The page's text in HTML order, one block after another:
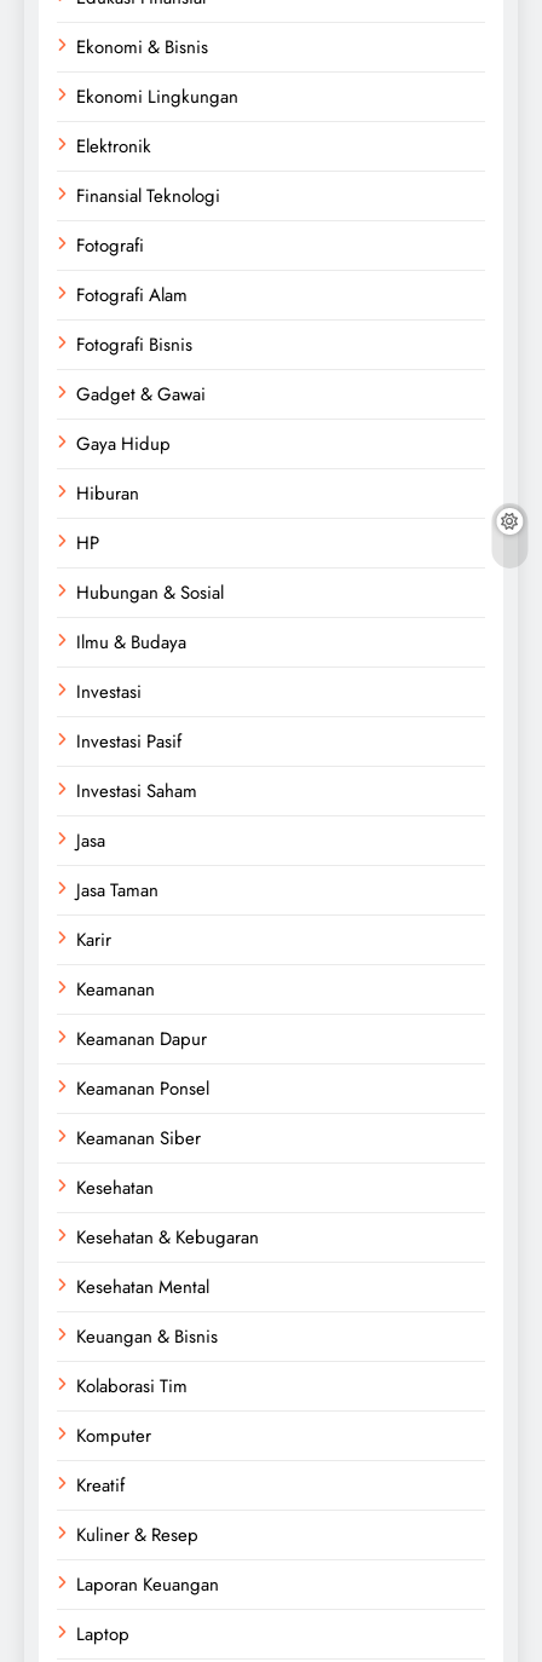
Ekonomi & Bisnis
Ekonomi Lingkungan
Elektronik
Finansial Teknologi
Fotografi
Fotografi Alam
Fotografi Bisnis
Gadget & Gawai
Gaya Hidup
Hiburan
HP
Hubungan & Sosial
Ilmu & Budaya
Investasi
Investasi Pasif
Investasi Saham
Jasa
Jasa Taman
Karir
Keamanan
Keamanan Dapur
Keamanan Ponsel
Keamanan Siber
Kesehatan
Kesehatan & Kebugaran
Kesehatan Mental
Keuangan & Bisnis
Kolaborasi Tim
Komputer
Kreatif
Kuliner & Resep
Laporan Keuangan
Laptop